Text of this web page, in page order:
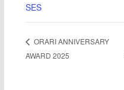
SES
ORARI ANNIVERSARY
AWARD 2025